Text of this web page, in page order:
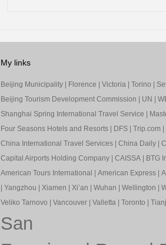
My links
Beijing Municipality| Florence Victoria| Torino
Beijing Tourism Development Commission
UN
Shanghai Spring International Travel Service
Four Seasons Hotels and Resorts| DFS| Trip.com
China International Travel Services| China Daily|
Capital Airports Holding Company| CAISSA|
BTG
American Tours International
American Express|
Yangzhou Xiamen Xi’an Wuhan Wellington
Veliko Tarnovo
Vancouver| Valletta| Toronto
San